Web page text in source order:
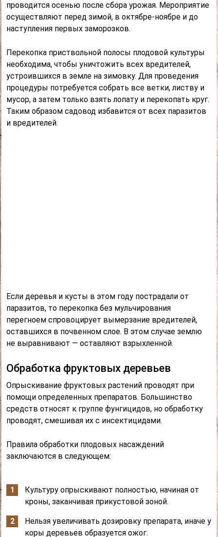
проводится осенью после сбора урожая. Мероприятие
осуществляют перед зимой, в октябре-ноябре и до
наступления первых заморозков.
Перекопка приствольной полосы плодовой культуры
необходима, чтобы уничтожить всех вредителей,
устроившихся в земле на зимовку. Для проведения
процедуры потребуется собрать все ветки, листву и
мусор, а затем только взять лопату и перекопать круг.
Таким образом садовод избавится от всех паразитов
и вредителей.
Если деревья и кусты в этом году пострадали от
паразитов, то перекопка без мульчирования
перегноем спровоцирует вымерзание вредителей,
оставшихся в почвенном слое. В этом случае землю
не выравнивают — оставляют взрыхленной.
Обработка фруктовых деревьев
Опрыскивание фруктовых растений проводят при
помощи определенных препаратов. Большинство
средств относят к группе фунгицидов, но обработку
проводят, смешивая их с инсектицидами.
Правила обработки плодовых насаждений
заключаются в следующем:
Культуру опрыскивают полностью, начиная от
кроны, заканчивая прикустовой зоной.
Нельзя увеличивать дозировку препарата, иначе у
коры деревьев образуется ожог.